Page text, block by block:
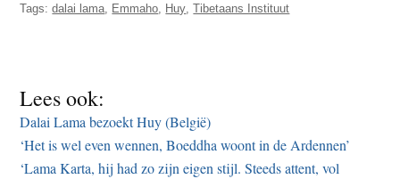
Tags:dalai lama, Emmaho, Huy,Tibetaans Instituut
Lees ook:
Dalai Lama bezoekt Huy (België)
‘Het is wel even wennen, Boeddha woont in de Ardennen’
‘Lama Karta, hij had zo zijn eigen stijl. Steeds attent, vol